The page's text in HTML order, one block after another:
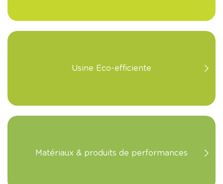
Usine Eco-efficiente
Matériaux & produits de performances